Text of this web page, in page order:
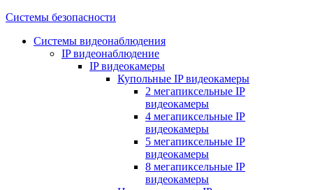
Системы безопасности
Системы видеонаблюдения
IP видеонаблюдение
IP видеокамеры
Купольные IP видеокамеры
2 мегапиксельные IP
видеокамеры
4 мегапиксельные IP
видеокамеры
5 мегапиксельные IP
видеокамеры
8 мегапиксельные IP
видеокамеры